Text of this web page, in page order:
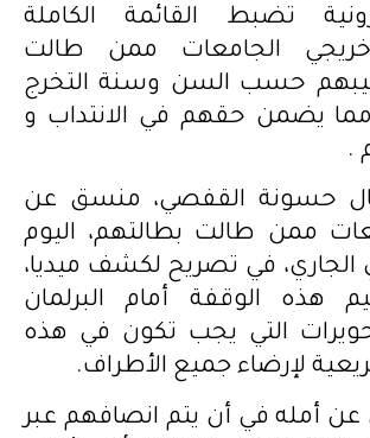
تضبط القائمة الكاملة
الجامعات ممن طالت
حسب السن وسنة التخرج
يضمن حقهم في الانتداب و
.
حسونة القفصي، منسق عن
ممن طالت بطالتهم، اليوم
27 ماي الجاري، في تصريح لكشف ميديا،
هذه الوقفة أمام البرلمان
التي يجب تكون في هذه
لإرضاء جميع الأطراف.
أمله في أن يتم انصافهم عبر